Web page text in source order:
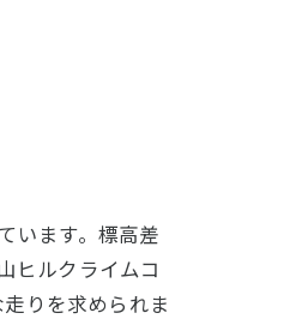
います。標高差
ヒルクライムコ
りを求められま